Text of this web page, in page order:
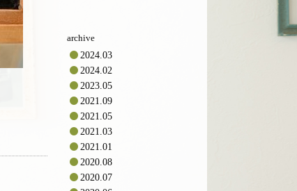
archive
2024.03
2024.02
2023.05
2021.09
2021.05
2021.03
2021.01
2020.08
2020.07